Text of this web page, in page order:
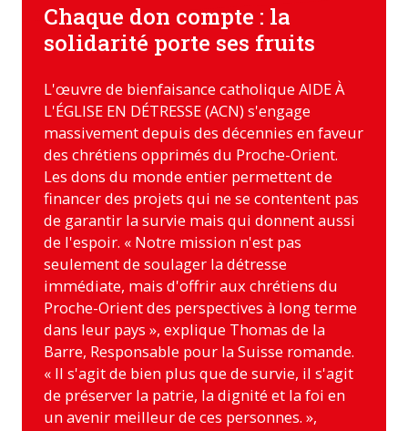
Chaque don compte : la
solidarité porte ses fruits
L'œuvre de bienfaisance catholique AIDE À
L'ÉGLISE EN DÉTRESSE (ACN) s'engage
massivement depuis des décennies en faveur
des chrétiens opprimés du Proche-Orient.
Les dons du monde entier permettent de
financer des projets qui ne se contentent pas
de garantir la survie mais qui donnent aussi
de l'espoir. « Notre mission n'est pas
seulement de soulager la détresse
immédiate, mais d'offrir aux chrétiens du
Proche-Orient des perspectives à long terme
dans leur pays », explique Thomas de la
Barre, Responsable pour la Suisse romande.
« Il s'agit de bien plus que de survie, il s'agit
de préserver la patrie, la dignité et la foi en
un avenir meilleur de ces personnes. »,